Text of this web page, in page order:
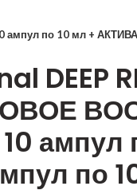
по 10 мл +
DEEP
ампул
по